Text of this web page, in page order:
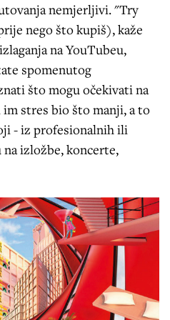
nemjerljivi. "Try
nego što kupiš), kaže
na YouTubeu,
spomenutog
što mogu očekivati na
stres bio što manji, a to
- iz profesionalnih ili
izložbe, koncerte,